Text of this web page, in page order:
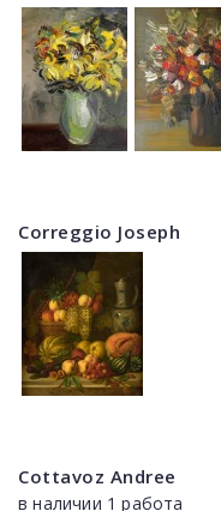
Correggio Joseph
Cottavoz Andree
в наличии 1 работа